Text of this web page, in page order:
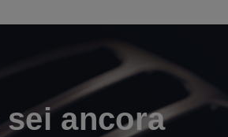
sei ancora